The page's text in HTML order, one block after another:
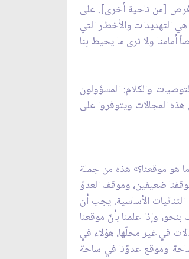
فرص [من ناحية أخرى]. على
التهديدات والأخطار التي
أمامنا ولا نرى ما يحيط بنا
والكلام: المسؤولون
المجالات ويتوفروا على
هو موقعنا؟» هذه من جملة
ضعيفين، وموقف العدوّ
الأساسية. يجب أن
وإذا علمنا بأنّ موقعنا
في غير محلّها، هؤلاء في
وموقع عدوّنا في ساحة